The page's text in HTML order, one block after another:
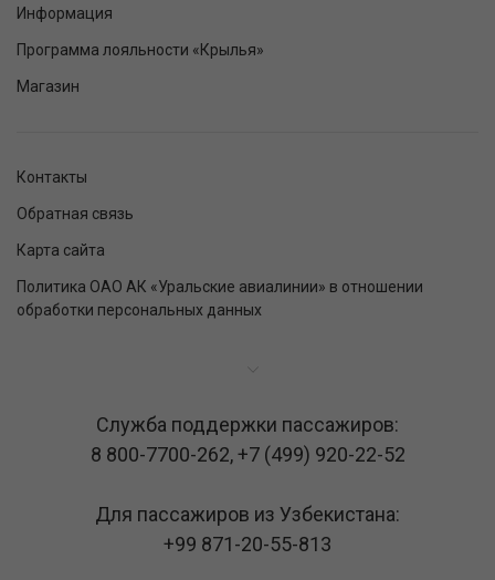
Информация
Программа лояльности «Крылья»
Магазин
Контакты
Обратная связь
Карта сайта
Политика ОАО АК «Уральские авиалинии» в отношении
обработки персональных данных
Служба поддержки пассажиров:
8 800-7700-262,+7 (499) 920-22-52
Для пассажиров из Узбекистана:
+99 871-20-55-813